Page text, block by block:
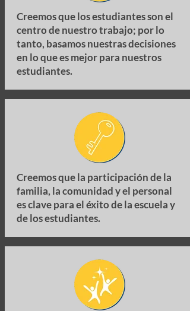
Creemos que los estudiantes son el
centro de nuestro trabajo; por lo
tanto, basamos nuestras decisiones
en lo que es mejor para nuestros
estudiantes.
Creemos que la participación de la
familia, la comunidad y el personal
es clave para el éxito de la escuela y
de los estudiantes.